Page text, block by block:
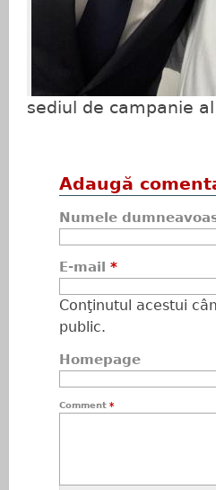
sediul de campanie
Adaugă
Numele
E-mail *
Conţinutul acestui
public.
Homepage
Comment *